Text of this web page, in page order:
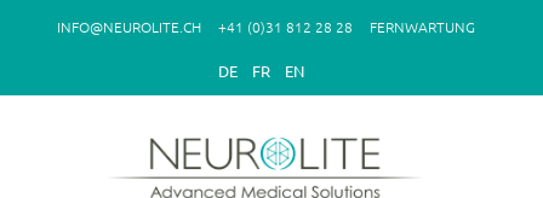
INFO@NEUROLITE.CH +41 (0)31 812 28 28 FERNWARTUNG
DE FR EN